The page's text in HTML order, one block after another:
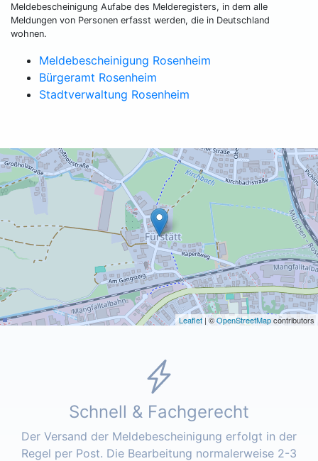
Meldebescheinigung Aufabe des Melderegisters, in dem alle
Meldungen von Personen erfasst werden, die in Deutschland
wohnen.
Meldebescheinigung Rosenheim
Bürgeramt Rosenheim
Stadtverwaltung Rosenheim
Leaflet | ©OpenStreetMapcontributors
Schnell & Fachgerecht
Der Versand der Meldebescheinigung erfolgt in der
Regel per Post. Die Bearbeitung normalerweise 2-3